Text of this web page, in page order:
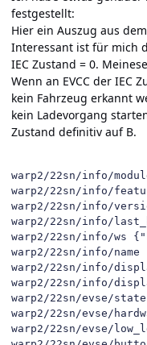
festgestellt:
Hier ein Auszug aus
Interessant ist für mich
IEC Zustand = 0.
Wenn an EVCC der IEC
kein Fahrzeug erkannt
kein Ladevorgang
Zustand definitiv auf B.
warp2/22sn/info/modules